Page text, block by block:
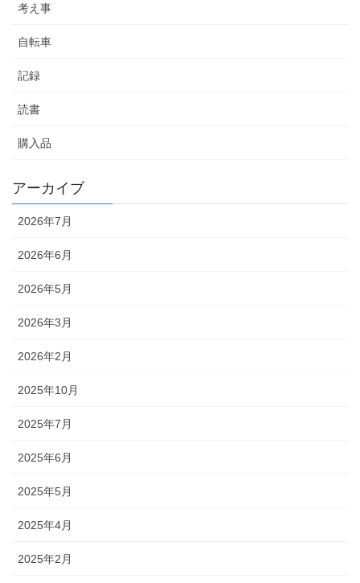
考え事
自転車
記録
読書
購入品
アーカイブ
2026年7月
2026年6月
2026年5月
2026年3月
2026年2月
2025年10月
2025年7月
2025年6月
2025年5月
2025年4月
2025年2月